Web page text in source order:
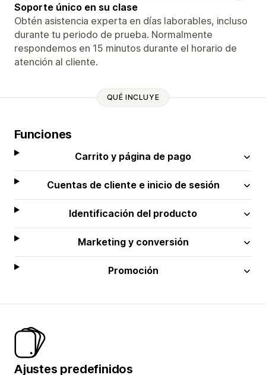
Soporte único en su clase
Obtén asistencia experta en días laborables, incluso
durante tu periodo de prueba. Normalmente
respondemos en 15 minutos durante el horario de
atención al cliente.
QUÉ INCLUYE
Funciones
Carrito y página de pago
Cuentas de cliente e inicio de sesión
Identificación del producto
Marketing y conversión
Promoción
Ajustes predefinidos